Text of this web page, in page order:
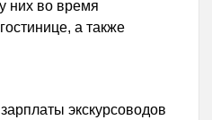
них во время
а также
экскурсоводов